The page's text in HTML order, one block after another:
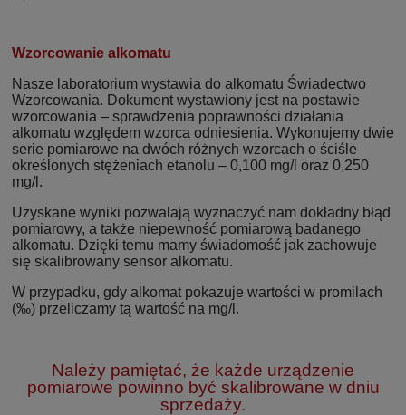
Wzorcowanie alkomatu
Nasze laboratorium wystawia do alkomatu Świadectwo
Wzorcowania. Dokument wystawiony jest na postawie
wzorcowania – sprawdzenia poprawności działania
alkomatu względem wzorca odniesienia. Wykonujemy dwie
serie pomiarowe na dwóch różnych wzorcach o ściśle
określonych stężeniach etanolu – 0,100 mg/l oraz 0,250
mg/l.
Uzyskane wyniki pozwalają wyznaczyć nam dokładny błąd
pomiarowy, a także niepewność pomiarową badanego
alkomatu. Dzięki temu mamy świadomość jak zachowuje
się skalibrowany sensor alkomatu.
W przypadku, gdy alkomat pokazuje wartości w promilach
(‰) przeliczamy tą wartość na mg/l.
Należy pamiętać, że każde urządzenie
pomiarowe powinno być skalibrowane w dniu
sprzedaży.